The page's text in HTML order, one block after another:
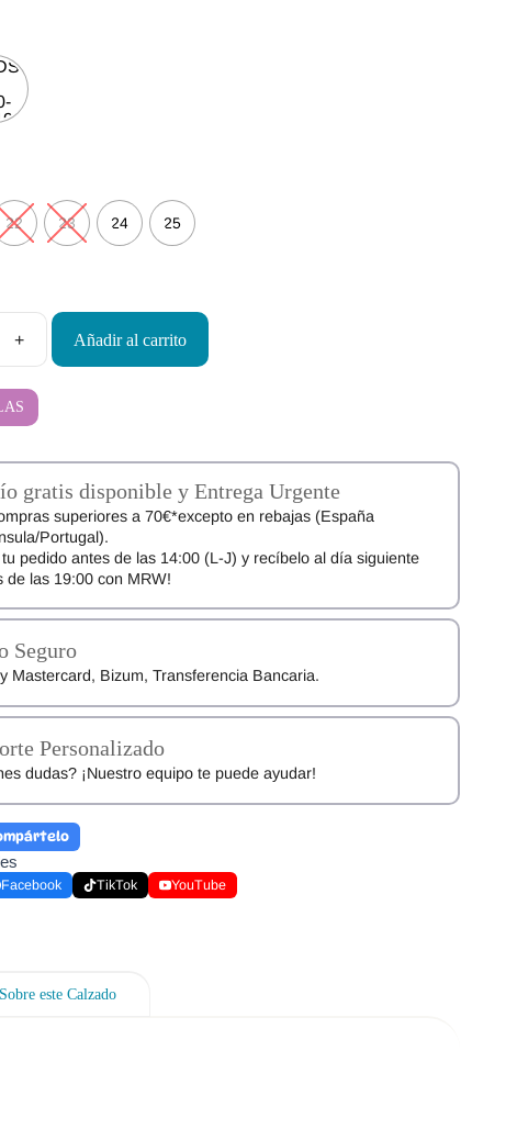
22 23 24 25
+ Añadir al carrito
gratis disponible y Entrega Urgente
superiores a 70€*excepto en rebajas (España
Portugal).
tu pedido antes de las 14:00 (L-J) y recíbelo al día siguiente
de las 19:00 con MRW!
Seguro
Mastercard, Bizum, Transferencia Bancaria.
Personalizado
dudas? ¡Nuestro equipo te puede ayudar!
Facebook TikTok YouTube
Sobre este Calzado